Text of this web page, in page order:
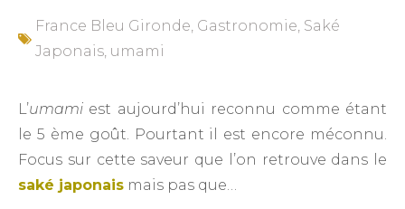
France Bleu Gironde, Gastronomie, Saké
Japonais, umami
L’umami est aujourd’hui reconnu comme étant
le 5 ème goût. Pourtant il est encore méconnu.
Focus sur cette saveur que l’on retrouve dans le
saké japonais mais pas que…